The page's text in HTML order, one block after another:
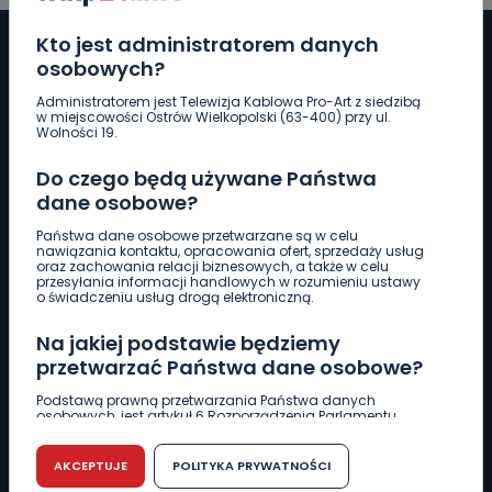
Kto jest administratorem danych
osobowych?
Administratorem jest Telewizja Kablowa Pro-Art z siedzibą
w miejscowości Ostrów Wielkopolski (63-400) przy ul.
Wolności 19.
Do czego będą używane Państwa
dane osobowe?
Państwa dane osobowe przetwarzane są w celu
nawiązania kontaktu, opracowania ofert, sprzedaży usług
oraz zachowania relacji biznesowych, a także w celu
przesyłania informacji handlowych w rozumieniu ustawy
o świadczeniu usług drogą elektroniczną.
Na jakiej podstawie będziemy
przetwarzać Państwa dane osobowe?
Podstawą prawną przetwarzania Państwa danych
osobowych, jest artykuł 6 Rozporządzenia Parlamentu
r. w sprawie ochrony osób fizycznych w związku z
przetwarzaniem danych osobowych w sprawie
swobodnego przepływu takich danych oraz uchylenia
AKCEPTUJE POLITYKA PRYWATNOŚCI
Pobierz logotyp
LINIA INTERWENCYJNA
661 997 997
REDAKCJA
62 735 22 22redakcja@wlkp24.info
DZIAŁ REKLAMY
62 735 01 85 reklama@wlkp24.info
WIADOMOŚCI